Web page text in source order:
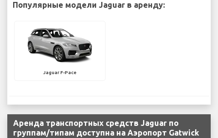
Популярные модели Jaguar в аренду:
Jaguar F-Pace
Аренда транспортных средств Jaguar по
группам/типам доступна на Аэропорт Gatwick